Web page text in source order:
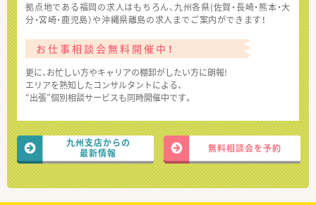
拠点地である福岡の求人はもちろん、九州各県(佐賀・長崎・熊本・大
分・宮崎・鹿児島）や沖縄県離島の求人までご案内ができます！
お仕事相談会無料開催中！
更に、お忙しい方やキャリアの棚卸がしたい方に朗報!
エリアを熟知したコンサルタントによる、
“出張”個別相談サービスも同時開催中です。
九州支店からの
最新情報
無料相談会を予約